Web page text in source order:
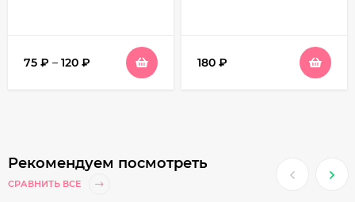
75 ₽ – 120 ₽ 180 ₽
Рекомендуем посмотреть
СРАВНИТЬ ВСЕ